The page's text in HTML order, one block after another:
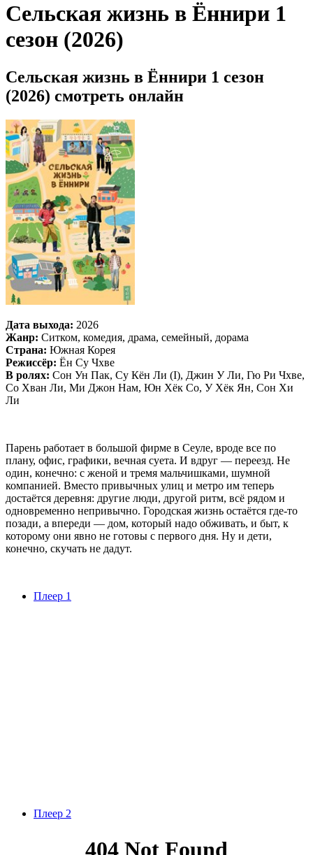
Сельская жизнь в Ëннири 1
сезон (2026)
Сельская жизнь в Ëннири 1 сезон
(2026) смотреть онлайн
Дата выхода: 2026
Жанр: Ситком, комедия, драма, семейный, дорама
Страна: Южная Корея
Режиссёр: Ён Су Чхве
В ролях: Сон Ун Пак, Су Кён Ли (I), Джин У Ли, Гю Ри Чхве,
Со Хван Ли, Ми Джон Нам, Юн Хёк Со, У Хёк Ян, Сон Хи
Ли
Парень работает в большой фирме в Сеуле, вроде все по
плану, офис, графики, вечная суета. И вдруг — переезд. Не
один, конечно: с женой и тремя мальчишками, шумной
компанией. Вместо привычных улиц и метро им теперь
достаётся деревня: другие люди, другой ритм, всё рядом и
одновременно непривычно. Городская жизнь остаётся где-то
позади, а впереди — дом, который надо обживать, и быт, к
которому они явно не готовы с первого дня. Ну и дети,
конечно, скучать не дадут.
Плеер 1
Плеер 2